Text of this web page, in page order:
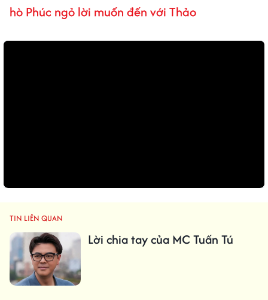
hò Phúc ngỏ lời muốn đến với Thảo
TIN LIÊN QUAN
Lời chia tay của MC Tuấn Tú